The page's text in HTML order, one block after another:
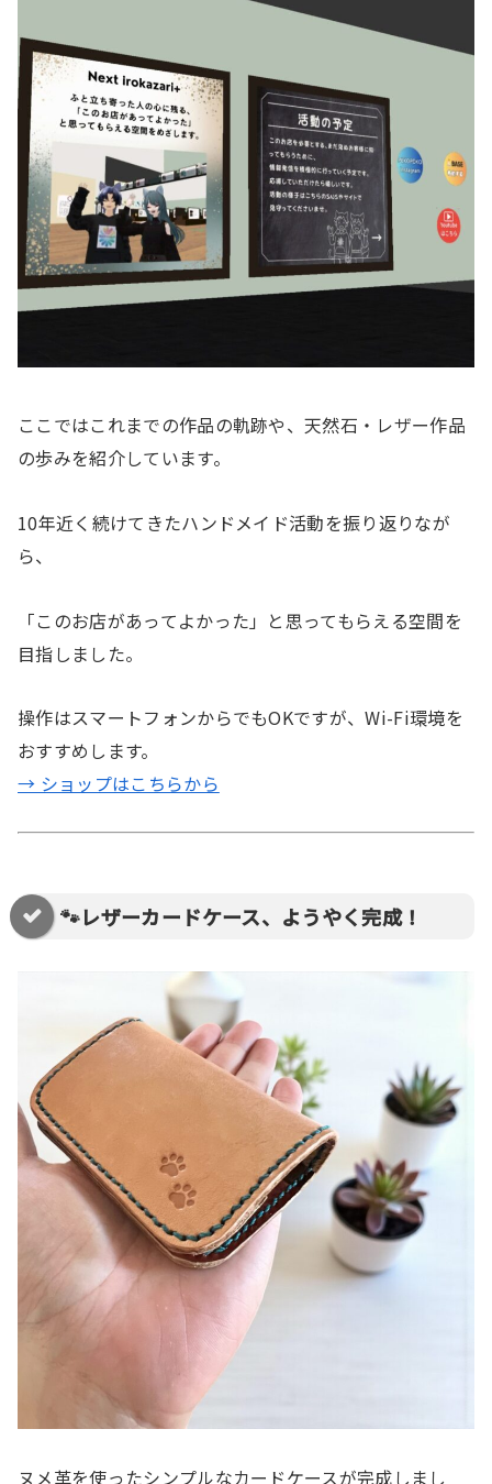
ここではこれまでの作品の軌跡や、天然石・レザー作品
の歩みを紹介しています。
10年近く続けてきたハンドメイド活動を振り返りなが
ら、
「このお店があってよかった」と思ってもらえる空間を
目指しました。
操作はスマートフォンからでもOKですが、Wi-Fi環境を
おすすめします。
→ ショップはこちらから
🐾レザーカードケース、ようやく完成！
ヌメ革を使ったシンプルなカードケースが完成しまし